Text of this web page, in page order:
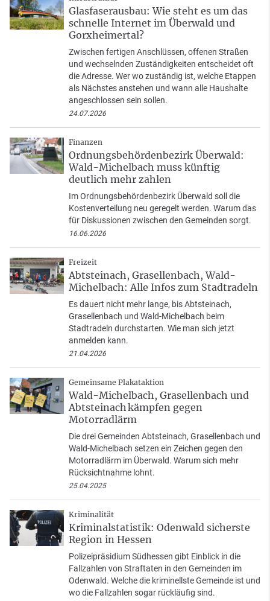
Glasfaserausbau: Wie steht es um das
schnelle Internet im Überwald und
Gorxheimertal?
Zwischen fertigen Anschlüssen, offenen Straßen
und wechselnden Zuständigkeiten entscheidet oft
die Adresse. Wer wo zuständig ist, welche Etappen
als Nächstes anstehen und wann alle Haushalte
angeschlossen sein sollen.
24.07.2026
Finanzen
Ordnungsbehördenbezirk Überwald:
Wald-Michelbach muss künftig
deutlich mehr zahlen
Im Ordnungsbehördenbezirk Überwald soll die
Kostenverteilung neu geregelt werden. Warum das
für Diskussionen zwischen den Gemeinden sorgt.
16.06.2026
Freizeit
Abtsteinach, Grasellenbach, Wald-
Michelbach: Alle Infos zum Stadtradeln
Es dauert nicht mehr lange, bis Abtsteinach,
Grasellenbach und Wald-Michelbach beim
Stadtradeln durchstarten. Wie man sich jetzt
anmelden kann.
21.04.2026
Gemeinsame Plakataktion
Wald-Michelbach, Grasellenbach und
Abtsteinach kämpfen gegen
Motorradlärm
Die drei Gemeinden Abtsteinach, Grasellenbach und
Wald-Michelbach setzen ein Zeichen gegen den
Motorradlärm im Überwald. Warum sich mehr
Rücksichtnahme lohnt.
25.04.2025
Kriminalität
Kriminalstatistik: Odenwald sicherste
Region in Hessen
Polizeipräsidium Südhessen gibt Einblick in die
Fallzahlen von Straftaten in den Gemeinden im
Odenwald. Welche die kriminellste Gemeinde ist und
wo die Fallzahlen sogar rückläufig sind.